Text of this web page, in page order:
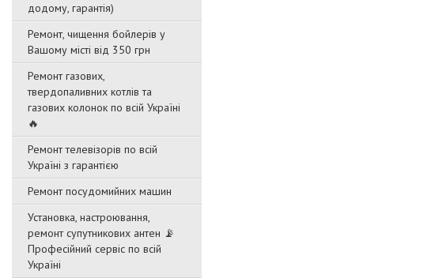
додому, гарантія)
Ремонт, чищення бойлерів у
Вашому місті від 350 грн
Ремонт газових,
твердопаливних котлів та
газових колонок по всій Україні
🔥
Ремонт телевізорів по всій
Україні з гарантією
Ремонт посудомийних машин
Установка, настроювання,
ремонт супутникових антен 📡
Професійний сервіс по всій
Україні